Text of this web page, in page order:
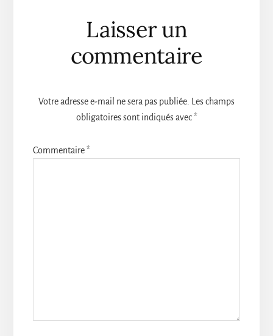
Interactions
lecteur
Laisser un
commentaire
Votre adresse e-mail ne sera pas publiée.
Les champs
obligatoires sont indiqués avec*
Commentaire*